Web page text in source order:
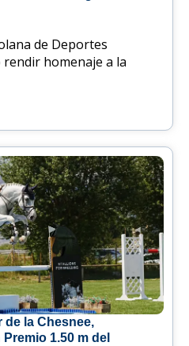
de Deportes
homenaje a la
la Chesnee,
1.50 m del